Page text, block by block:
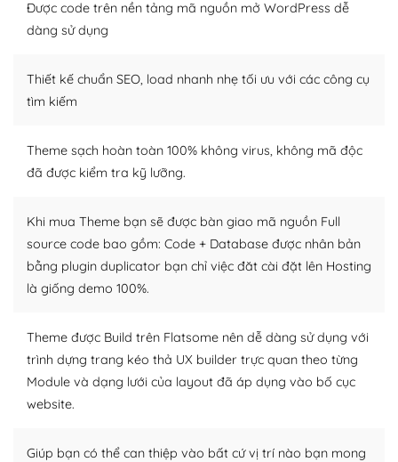
tìm kiếm chúng trên Internet hoặc nhờ chuyên gia.
Dễ dàng tùy chỉnh trên WordPress
– Sở hữu một cộng đồng lớn, sẵn sàng hỗ trợ
người cuồng tín WordPress.
kiếm những cộng đồng WordPress, họ sẽ giúp bạn trả
lời, giải đáp vấn đề của bạn.
Cộng đồng sử dụng WordPress sẵn sàng hỗ trợ bạn
Plugin mở rộng là thành phần cài đặt thêm vào
WordPress để tăng thêm các tính năng cần thiết. Có
nhiều plugin trả phí hoặc miễn phí.
plugin của WordPress rất phong phú. Bạn có thể thỏa
Được code trên nền tảng mã nguồn mở WordPress dễ
dàng sử dụng
Thiết kế chuẩn SEO, load nhanh nhẹ tối ưu với các công cụ
tìm kiếm
Theme sạch hoàn toàn 100% không virus, không mã độc
đã được kiểm tra kỹ lưỡng.
Khi mua Theme bạn sẽ được bàn giao mã nguồn Full
source code bao gồm: Code + Database được nhân bản
bằng plugin duplicator bạn chỉ việc đăt cài đặt lên Hosting
là giống demo 100%.
Theme được Build trên Flatsome nên dễ dàng sử dụng với
trình dựng trang kéo thả UX builder trực quan theo từng
Module và dạng lưới của layout đã áp dụng vào bố cục
website.
Giúp bạn có thể can thiệp vào bất cứ vị trí nào bạn mong